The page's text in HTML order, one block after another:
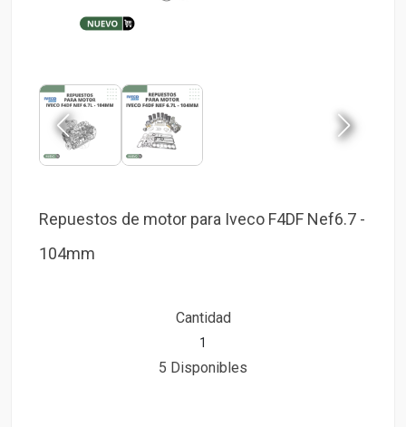
Repuestos de motor para Iveco F4DF Nef6.7 -
104mm
Cantidad
5 Disponibles